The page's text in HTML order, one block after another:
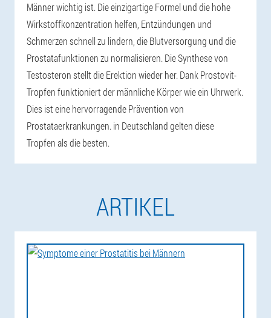
Männer wichtig ist. Die einzigartige Formel und die hohe
Wirkstoffkonzentration helfen, Entzündungen und
Schmerzen schnell zu lindern, die Blutversorgung und die
Prostatafunktionen zu normalisieren. Die Synthese von
Testosteron stellt die Erektion wieder her. Dank Prostovit-
Tropfen funktioniert der männliche Körper wie ein Uhrwerk.
Dies ist eine hervorragende Prävention von
Prostataerkrankungen. in Deutschland gelten diese
Tropfen als die besten.
ARTIKEL